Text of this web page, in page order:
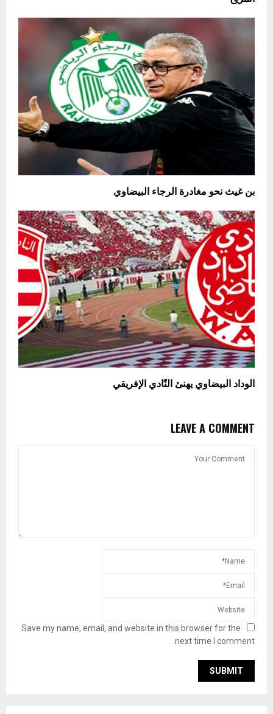
بن غيث نحو مغادرة الرجاء البيضاوي
الوداد البيضاوي يهنئ النّادي الإفريقي
LEAVE A COMMENT
Save my name, email, and website in this browser for the
next time I comment.